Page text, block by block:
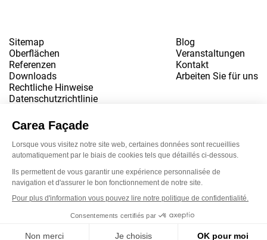
Sitemap
Oberflächen
Referenzen
Downloads
Blog
Veranstaltungen
Kontakt
Arbeiten Sie für uns
Rechtliche Hinweise
Datenschutzrichtlinie
Entworfen und gestaltet von der Agentur customR
Newsletter
LinkedIn
Instagram
YouTube